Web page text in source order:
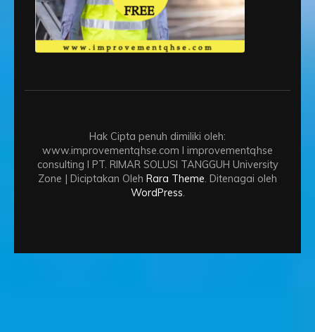
Hak Cipta penuh dimiliki oleh:
www.improvementqhse.com I improvementqhse
consulting I PT. RIMAR SOLUSI TANGGUH University
Zone | Diciptakan Oleh Rara Theme. Ditenagai oleh
WordPress.